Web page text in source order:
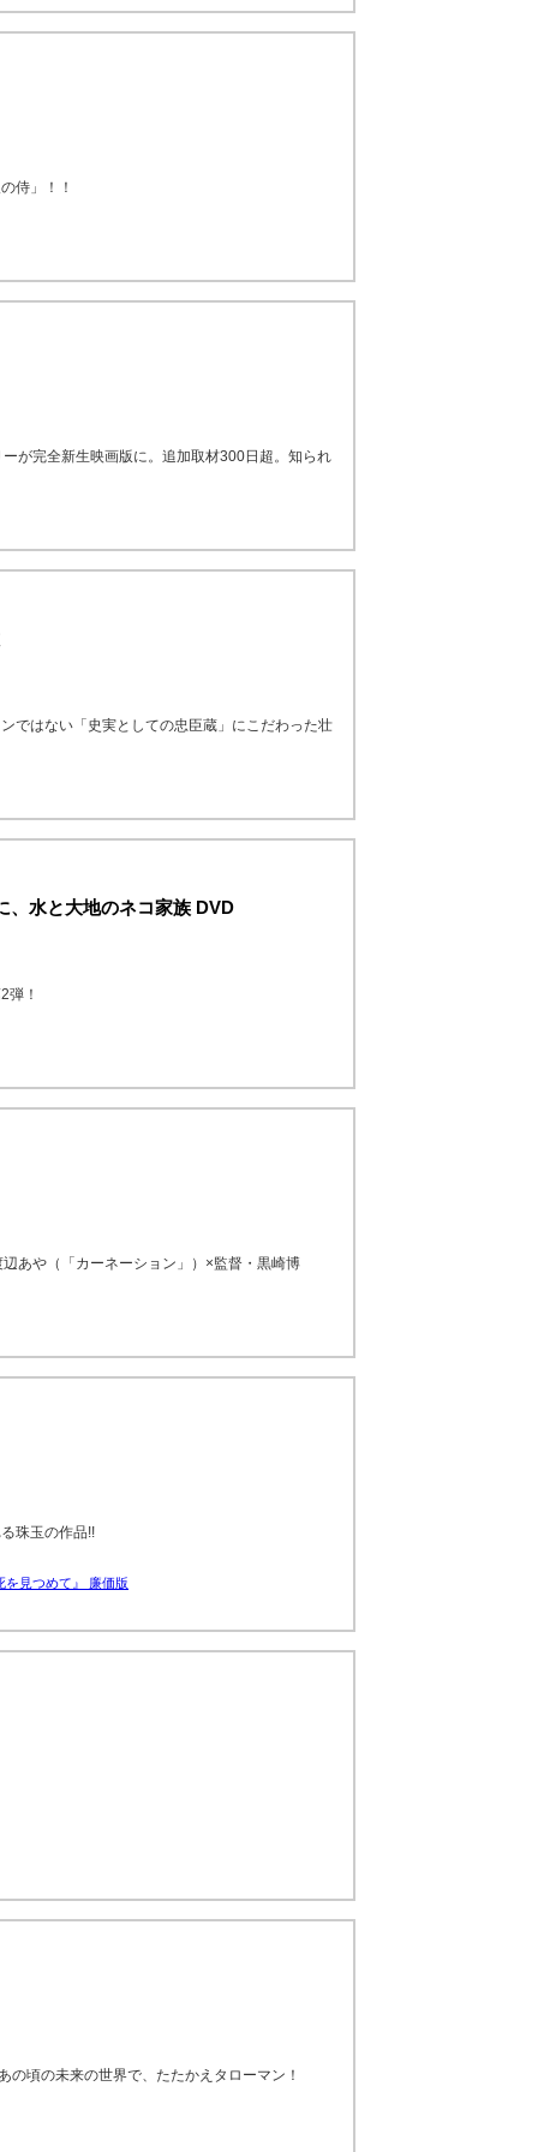
侍」！！
が完全新生映画版に。追加取材300日超。知られ
ではない「史実としての忠臣蔵」にこだわった壮
、水と大地のネコ家族 DVD
弾！
あや（「カーネーション」）×監督・黒崎博
珠玉の作品!!
を見つめて』 廉価版
頃の未来の世界で、たたかえタローマン！